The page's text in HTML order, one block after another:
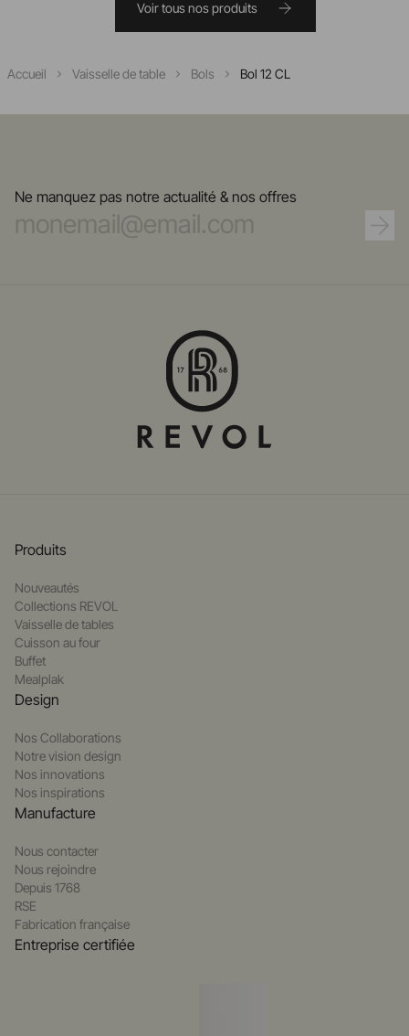
Voir tous nos produits
Accueil Vaisselle de table Bols Bol 12 CL
Ne manquez pas notre actualité & nos offres
Produits
Nouveautés
Collections REVOL
Vaisselle de tables
Cuisson au four
Buffet
Mealplak
Design
Nos Collaborations
Notre vision design
Nos innovations
Nos inspirations
Manufacture
Nous contacter
Nous rejoindre
Depuis 1768
RSE
Fabrication française
Entreprise certifiée